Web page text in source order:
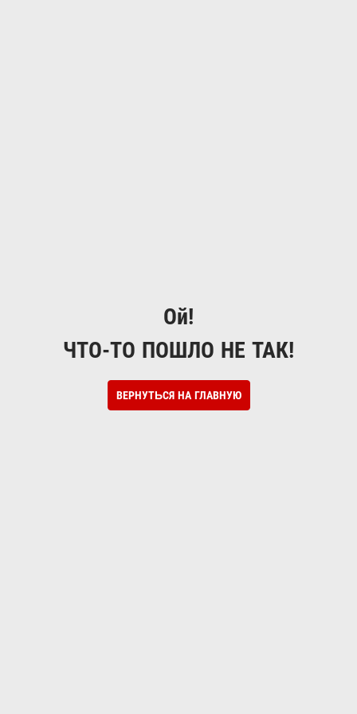
Ой!
ЧТО-ТО ПОШЛО НЕ ТАК!
ВЕРНУТЬСЯ НА ГЛАВНУЮ